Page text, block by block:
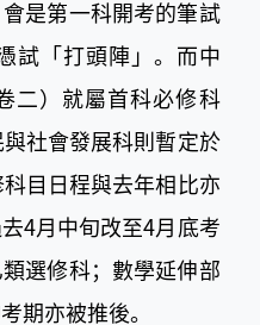
是第一科開考的筆試
試「打頭陣」。而中
二）就屬首科必修科
社會發展科則暫定於
目日程與去年相比亦
4月中旬改至4月底考
選修科；數學延伸部
期亦被推後。